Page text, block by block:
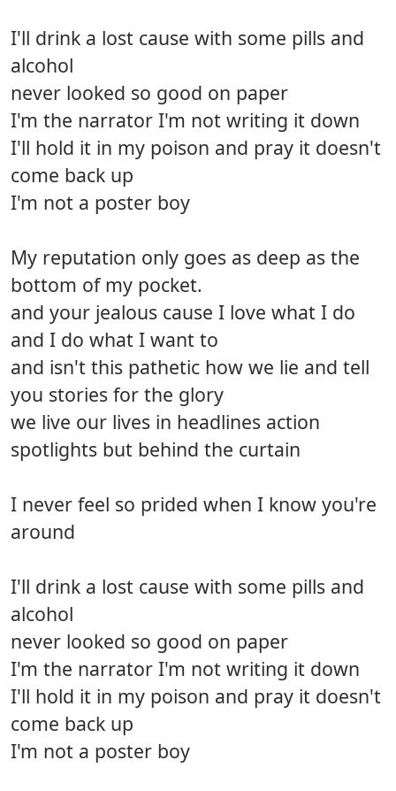
I'll drink a lost cause with some pills and
alcohol
never looked so good on paper
I'm the narrator I'm not writing it down
I'll hold it in my poison and pray it doesn't
come back up
I'm not a poster boy
My reputation only goes as deep as the
bottom of my pocket.
and your jealous cause I love what I do
and I do what I want to
and isn't this pathetic how we lie and tell
you stories for the glory
we live our lives in headlines action
spotlights but behind the curtain
I never feel so prided when I know you're
around
I'll drink a lost cause with some pills and
alcohol
never looked so good on paper
I'm the narrator I'm not writing it down
I'll hold it in my poison and pray it doesn't
come back up
I'm not a poster boy